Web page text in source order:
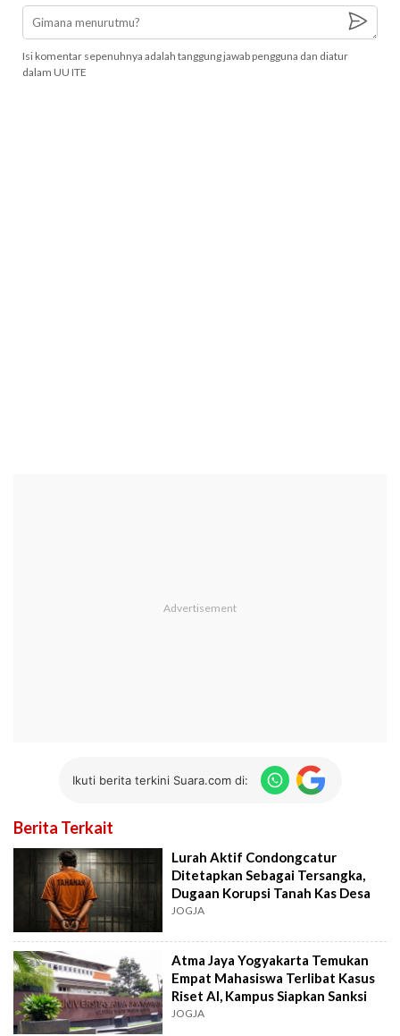
Isi komentar sepenuhnya adalah tanggung jawab pengguna dan diatur
dalam UU ITE
Ikuti berita terkini Suara.com di:
Berita Terkait
Lurah Aktif Condongcatur
Ditetapkan Sebagai Tersangka,
Dugaan Korupsi Tanah Kas Desa
JOGJA
Atma Jaya Yogyakarta Temukan
Empat Mahasiswa Terlibat Kasus
Riset AI, Kampus Siapkan Sanksi
JOGJA